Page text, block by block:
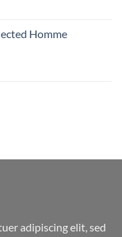
Homme
adipiscing elit, sed